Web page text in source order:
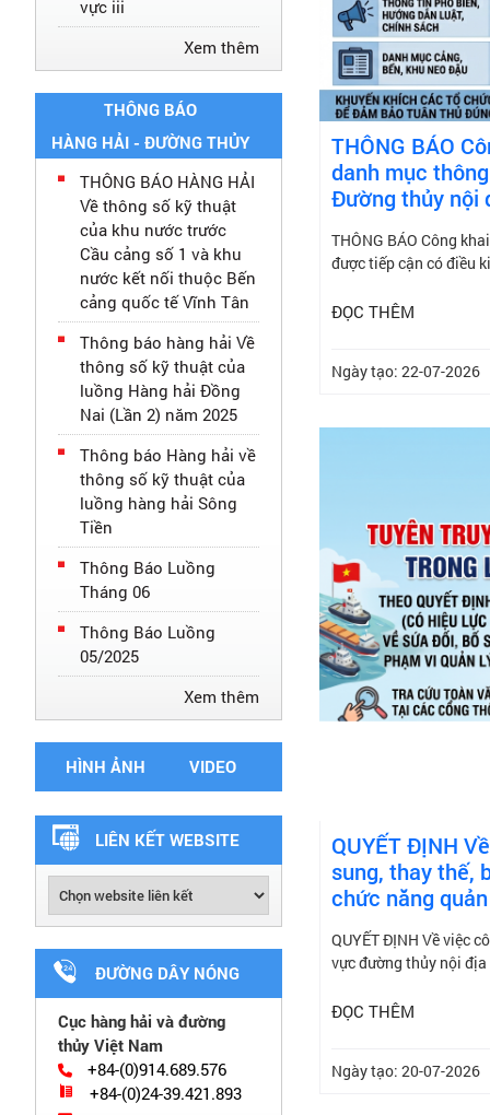
THÔNG BÁO
danh mục
Đường thủy nội
THÔNG BÁO Công
được tiếp cận có điều
ĐỌC THÊM
Ngày tạo: 22-07-2026
QUYẾT ĐỊNH
sung, thay thế,
chức năng
QUYẾT ĐỊNH Về việc
vực đường thủy nội
ĐỌC THÊM
Ngày tạo: 20-07-2026
vực iii
Xem thêm
THÔNG BÁO
HÀNG HẢI - ĐƯỜNG THỦY
THÔNG BÁO HÀNG HẢI
Về thông số kỹ thuật
của khu nước trước
Cầu cảng số 1 và khu
nước kết nối thuộc Bến
cảng quốc tế Vĩnh Tân
Thông báo hàng hải Về
thông số kỹ thuật của
luồng Hàng hải Đồng
Nai (Lần 2) năm 2025
Thông báo Hàng hải về
thông số kỹ thuật của
luồng hàng hải Sông
Tiền
Thông Báo Luồng
Tháng 06
Thông Báo Luồng
05/2025
Xem thêm
HÌNH ẢNH VIDEO
LIÊN KẾT WEBSITE
ĐƯỜNG DÂY NÓNG
Cục hàng hải và đường
thủy Việt Nam
+84-(0)914.689.576
+84-(0)24-39.421.893